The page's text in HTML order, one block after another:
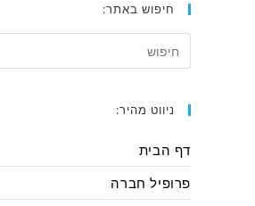
חיפוש באתר:
ניווט מהיר:
דף הבית
פרופיל חברה